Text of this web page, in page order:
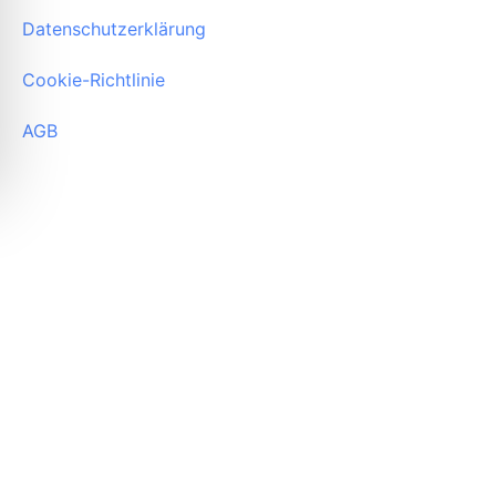
Datenschutzerklärung
Cookie-Richtlinie
AGB